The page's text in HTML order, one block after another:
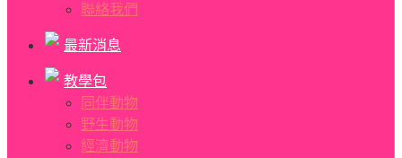
聯絡我們
最新消息
教學包
同伴動物
野生動物
經濟動物